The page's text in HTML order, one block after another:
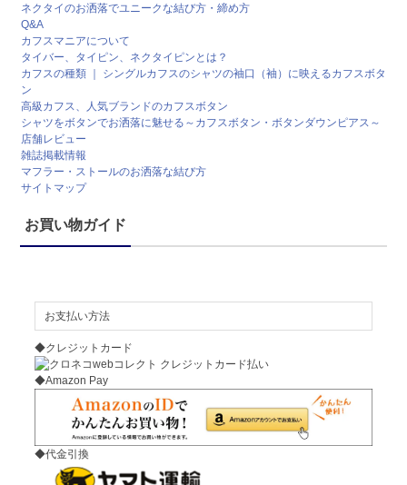
ネクタイのお洒落でユニークな結び方・締め方
Q&A
カフスマニアについて
タイバー、タイピン、ネクタイピンとは？
カフスの種類 ｜ シングルカフスのシャツの袖口（袖）に映えるカフスボタ
ン
高級カフス、人気ブランドのカフスボタン
シャツをボタンでお洒落に魅せる～カフスボタン・ボタンダウンピアス～
店舗レビュー
雑誌掲載情報
マフラー・ストールのお洒落な結び方
サイトマップ
お買い物ガイド
お支払い方法
◆クレジットカード
◆Amazon Pay
◆代金引換